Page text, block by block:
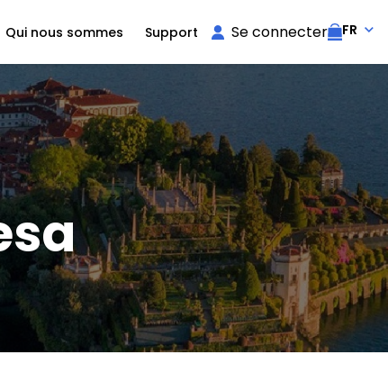
Qui nous sommes Support Se connecter FR